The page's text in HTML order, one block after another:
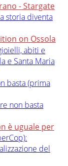
- Stargate
storia diventa
on Ossola
abiti e
e Santa Maria
basta (prima
non basta
è uguale per
del